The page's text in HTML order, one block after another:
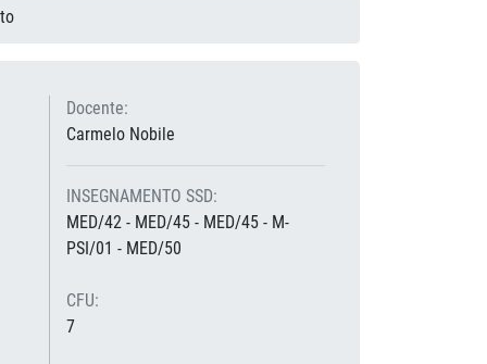
Docente:
Carmelo Nobile
INSEGNAMENTO SSD:
MED/42 - MED/45 - MED/45 - M-
PSI/01 - MED/50
CFU:
7